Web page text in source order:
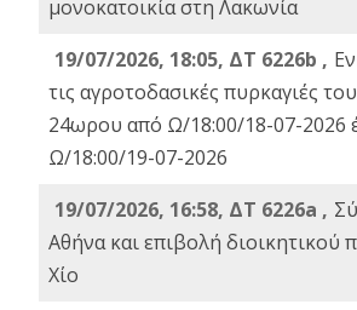
μονοκατοικία στη Λακωνία
19/07/2026, 18:05, ΔΤ 6226b ,
τις αγροτοδασικές πυρκαγιές
24ωρου από Ω/18:00/18-07-2026
Ω/18:00/19-07-2026
19/07/2026, 16:58, ΔΤ 6226a ,
Αθήνα και επιβολή διοικητικού
Χίο